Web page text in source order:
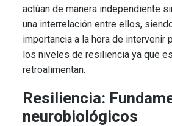
actúan de manera independiente
una interrelación entre ellos,
importancia a la hora de intervenir
los niveles de resiliencia ya que
retroalimentan.
Resiliencia:
neurobiológicos